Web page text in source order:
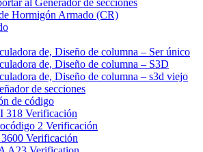
al Generador de secciones
Hormigón Armado (CR)
de, Diseño de columna – Ser único
de, Diseño de columna – S3D
de, Diseño de columna – s3d viejo
de secciones
de código
318 Verificación
2 Verificación
Verificación